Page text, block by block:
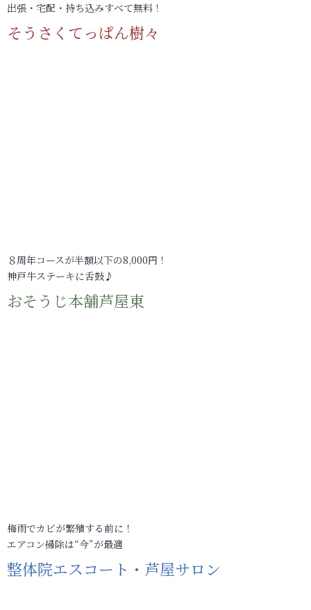
出張・宅配・持ち込みすべて無料！
そうさくてっぱん樹々
８周年コースが半額以下の8,000円！
神戸牛ステーキに舌鼓♪
おそうじ本舗芦屋東
梅雨でカビが繁殖する前に！
エアコン掃除は“今”が最適
整体院エスコート・芦屋サロン